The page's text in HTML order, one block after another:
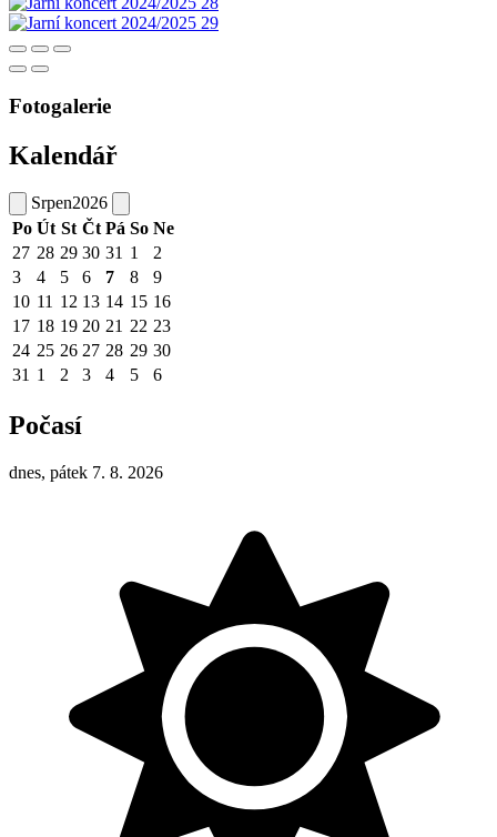
Fotogalerie
Kalendář
Srpen2026
Po Út St Čt Pá So Ne
27 28 29 30 31 1
2
3
4 5 6 7 8
9
10 11 12 13 14 15 16
17 18 19 20 21 22 23
24 25 26 27 28 29 30
31 1 2 3 4 5 6
Počasí
dnes, pátek 7. 8. 2026